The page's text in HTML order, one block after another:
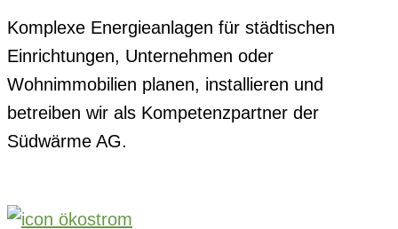
Komplexe Energieanlagen für städtischen
Einrichtungen, Unternehmen oder
Wohnimmobilien planen, installieren und
betreiben wir als Kompetenzpartner der
Südwärme AG.